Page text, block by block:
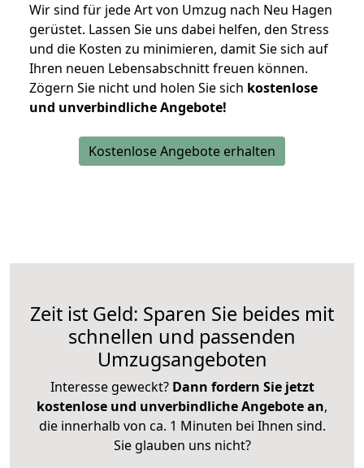
Wir sind für jede Art von Umzug nach Neu Hagen
gerüstet. Lassen Sie uns dabei helfen, den Stress
und die Kosten zu minimieren, damit Sie sich auf
Ihren neuen Lebensabschnitt freuen können.
Zögern Sie nicht und holen Sie sich kostenlose
und unverbindliche Angebote!
Kostenlose Angebote erhalten
Zeit ist Geld: Sparen Sie beides mit
schnellen und passenden
Umzugsangeboten
Interesse geweckt? Dann fordern Sie jetzt
kostenlose und unverbindliche Angebote an,
die innerhalb von ca. 1 Minuten bei Ihnen sind.
Sie glauben uns nicht?